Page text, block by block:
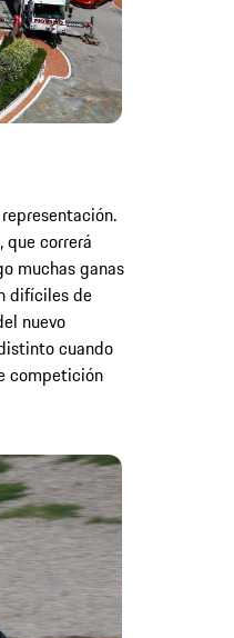
que correrá
muchas ganas
difíciles de
nuevo
cuando
competición